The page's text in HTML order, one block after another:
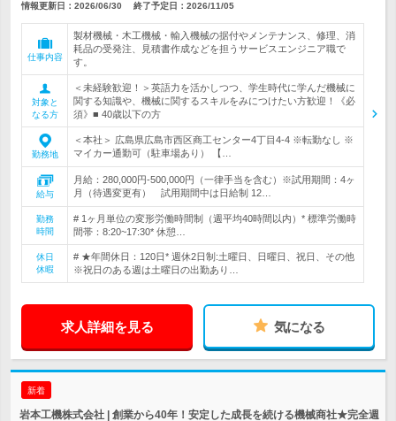
情報更新日：2026/06/30 終了予定日： 2026/11/05
仕事内容
製材機械・木工機械・輸入機械の据付やメンテナンス、修理、消
耗品の受発注、見積書作成などを担うサービスエンジニア職で
す。
対象と
なる方
＜未経験歓迎！＞英語力を活かしつつ、学生時代に学んだ機械に
関する知識や、機械に関するスキルをみにつけたい方歓迎！《必
須》■ 40歳以下の方
勤務地
＜本社＞ 広島県広島市西区商工センター4丁目4-4 ※転勤なし ※
マイカー通勤可（駐車場あり） 【…
給与
月給：280,000円-500,000円（一律手当を含む）※試用期間：4ヶ
月（待遇変更有） 試用期間中は日給制 12…
勤務
時間
# 1ヶ月単位の変形労働時間制（週平均40時間以内）* 標準労働時
間帯：8:20~17:30* 休憩…
休日
休暇
# ★年間休日：120日* 週休2日制:土曜日、日曜日、祝日、その他
※祝日のある週は土曜日の出勤あり…
求人詳細を見る 気になる
新着
岩本工機株式会社 | 創業から40年！安定した成長を続ける機械商社★完全週